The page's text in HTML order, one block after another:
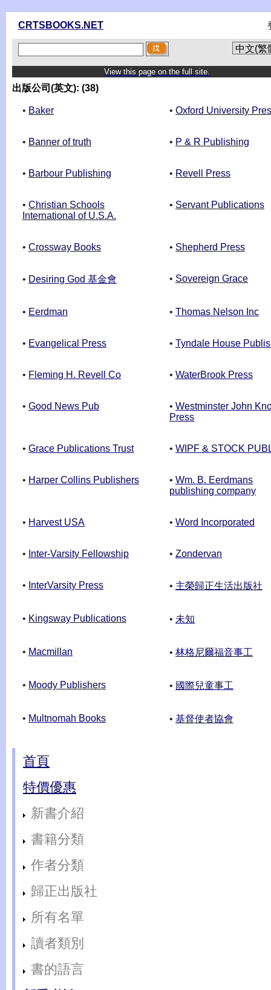
CRTSBOOKS.NET
View this page on the full site.
出版公司(英文): (38)
• Baker • Oxford University
• Banner of truth • P & R Publishing
• Barbour Publishing • Revell Press
• Christian Schools
International of U.S.A.
• Servant Publications
• Crossway Books • Shepherd Press
• Desiring God 基金會 • Sovereign Grace
• Eerdman • Thomas Nelson Inc
• Evangelical Press • Tyndale House
• Fleming H. Revell Co • WaterBrook Press
• Good News Pub • Westminster John
Press
• Grace Publications Trust • WIPF & STOCK
• Harper Collins Publishers • Wm. B. Eerdmans
publishing company
• Harvest USA • Word Incorporated
• Inter-Varsity Fellowship • Zondervan
• InterVarsity Press • 主榮歸正生活出版社
• Kingsway Publications • 未知
• Macmillan • 林格尼爾福音事工
• Moody Publishers • 國際兒童事工
• Multnomah Books • 基督使者協會
首頁
特價優惠
新書介紹
書籍分類
作者分類
歸正出版社
所有名單
讀者類別
書的語言